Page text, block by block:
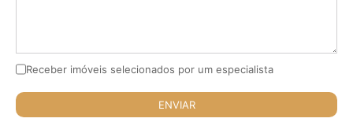
Receber imóveis selecionados por um especialista